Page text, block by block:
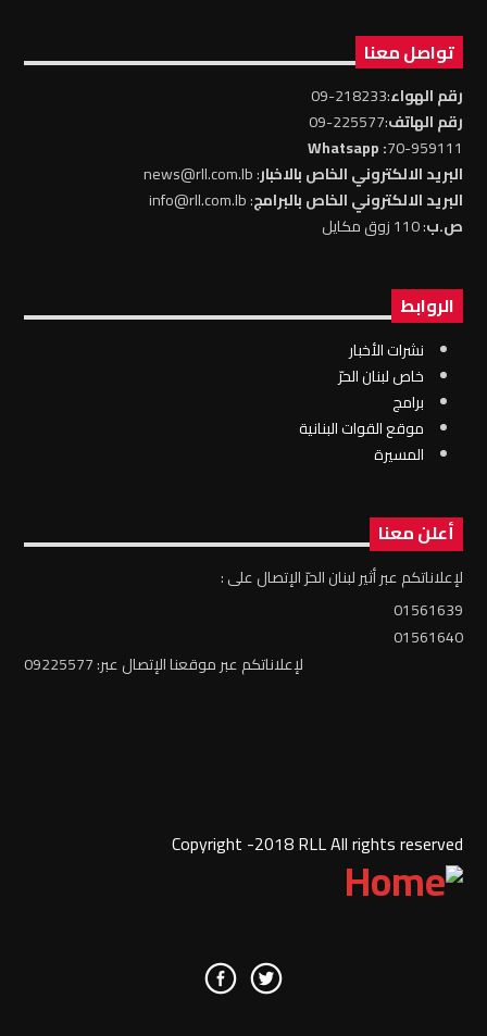
تواصل معنا
رقم الهواء:218233-09
رقم الهاتف:225577-09
70-959111
: Whatsapp
البريد الالكتروني الخاص بالاخبار: news@rll.com.lb
البريد الالكتروني الخاص بالبرامج: info@rll.com.lb
ص.ب: 110 زوق مكايل
الروابط
نشرات الأخبار
خاص لبنان الحرّ
برامج
موقع القوات البنانية
المسيرة
أعلن معنا
لإعلاناتكم عبر أثير لبنان الحرّ الإتصال على :
01561639
01561640
لإعلاناتكم عبر موقعنا الإتصال عبر: 09225577
Copyright -2018 RLL All rights reserved